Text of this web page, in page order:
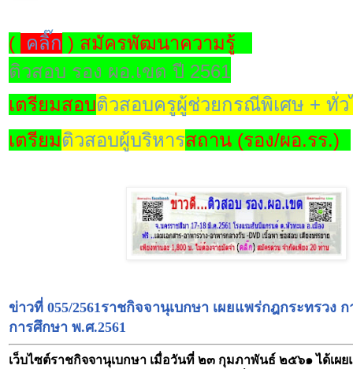
( คลิ๊ก ) สมัครพัฒนาความรู้
ติวสอบ รอง ผอ.เขต ปี 2561
เตรียมสอบติวสอบครูผู้ช่วยกรณีพิเศษ + ทั่
เตรียมติวสอบผู้บริหารสถาน (รอง/ผอ.รร.)
ข่าวที่ 055/2561 ราชกิจจานุเบกษา เผยแพร่กฎกระทรวง
การศึกษา พ.ศ.2561
เว็บไซต์ราชกิจจานุเบกษา เมื่อวันที่ ๒๓ กุมภาพันธ์ ๒๕๖๑ ได้เผ